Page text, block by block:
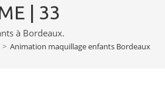
| 33
à Bordeaux.
> Animation maquillage enfants Bordeaux